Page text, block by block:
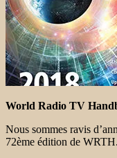
World Radio TV
Nous sommes ravis
72ème édition de WRTH.